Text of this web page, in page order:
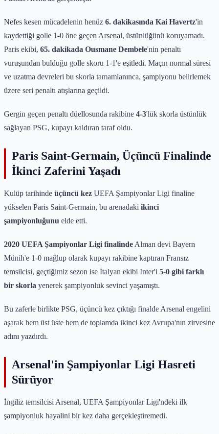
Nefes kesen mücadelenin henüz 6. dakikasında Kai Havertz'in
kaydettiği golle 1-0 öne geçen Arsenal, üstünlüğünü koruyamadı.
Paris ekibi, 65. dakikada Ousmane Dembele'nin penaltı
vuruşundan bulduğu golle skoru 1-1'e eşitledi. Maçın normal süresi
ve uzatma devreleri bu skorla tamamlanınca, şampiyonu belirlemek
üzere seri penaltı atışlarına geçildi.
Gergin geçen penaltı düellosunda rakibine 4-3'lük skorla üstünlük
sağlayan PSG, kupayı kaldıran taraf oldu.
Paris Saint-Germain, Üçüncü Finalinde
İkinci Zaferini Yaşadı
Kulüp tarihinde üçüncü kez UEFA Şampiyonlar Ligi finaline
yükselen Paris Saint-Germain, bu arenadaki ikinci
şampiyonluğunu elde etti.
2020 UEFA Şampiyonlar Ligi finalinde Alman devi Bayern
Münih'e 1-0 mağlup olarak kupayı rakibine kaptıran Fransız
temsilcisi, geçtiğimiz sezon ise İtalyan ekibi Inter'i 5-0 gibi farklı
bir skorla yenerek şampiyonluk sevinci yaşamıştı.
Bu zaferle birlikte PSG, üçüncü kez çıktığı finalde Arsenal engelini
aşarak hem üst üste hem de toplamda ikinci kez Avrupa'nın zirvesine
adını yazdırdı.
Arsenal'in Şampiyonlar Ligi Hasreti
Sürüyor
İngiliz temsilcisi Arsenal, UEFA Şampiyonlar Ligi'ndeki ilk
şampiyonluk hayalini bir kez daha gerçekleştiremedi.